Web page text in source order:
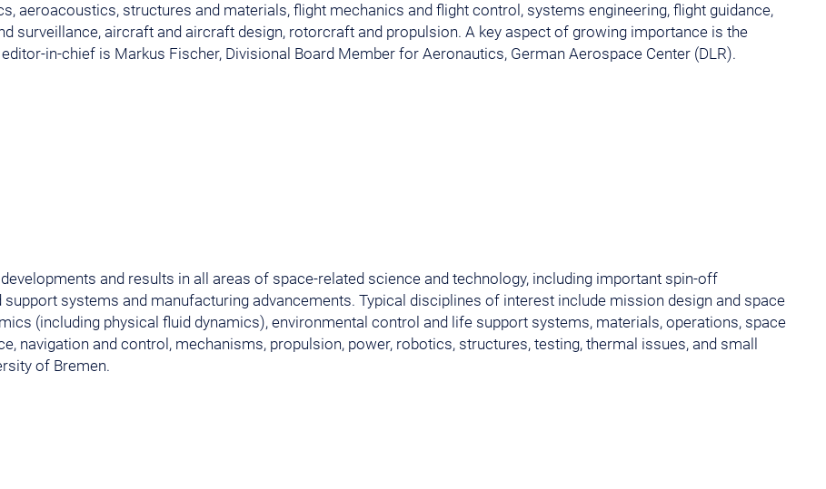
aeroacoustics, structures and materials, flight mechanics and flight control, systems engineering, flight guidance,
surveillance, aircraft and aircraft design, rotorcraft and propulsion. A key aspect of growing importance is the
in-chief is Markus Fischer, Divisional Board Member for Aeronautics, German Aerospace Center (DLR).
and results in all areas of space-related science and technology, including important spin-off
systems and manufacturing advancements. Typical disciplines of interest include mission design and space
(including physical fluid dynamics), environmental control and life support systems, materials, operations, space
navigation and control, mechanisms, propulsion, power, robotics, structures, testing, thermal issues, and small
of Bremen.